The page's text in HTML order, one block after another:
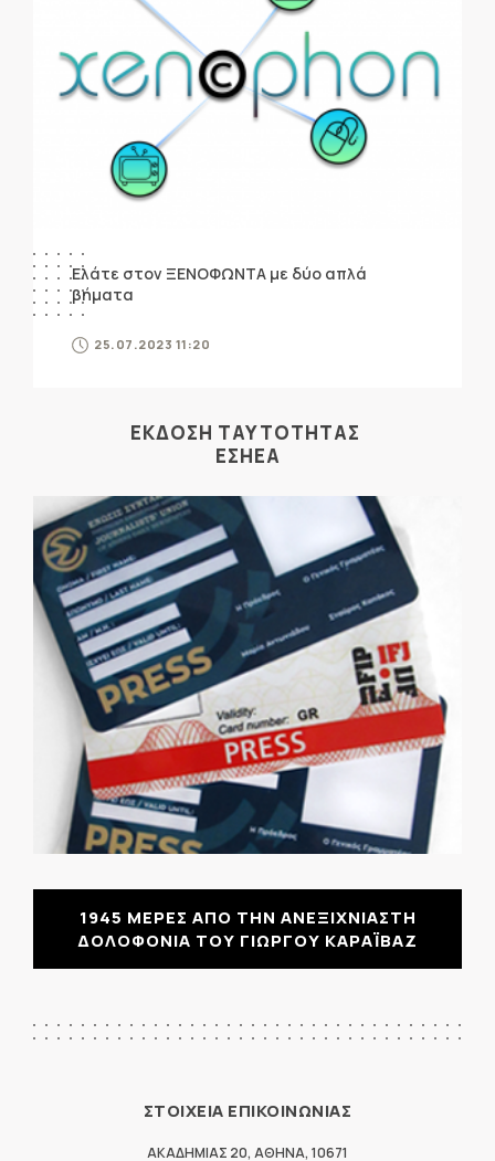
Ελάτε στον ΞΕΝΟΦΩΝΤΑ με δύο απλά
βήματα
25.07.2023 11:20
ΕΚΔΟΣΗ ΤΑΥΤΟΤΗΤΑΣ
ΕΣΗΕΑ
1945 ΜΕΡΕΣ ΑΠΟ ΤΗΝ ΑΝΕΞΙΧΝΙΑΣΤΗ
ΔΟΛΟΦΟΝΙΑ ΤΟΥ ΓΙΩΡΓΟΥ ΚΑΡΑΪΒΑΖ
ΣΤΟΙΧΕΙΑ ΕΠΙΚΟΙΝΩΝΙΑΣ
ΑΚΑΔΗΜΙΑΣ 20, ΑΘΗΝΑ, 10671